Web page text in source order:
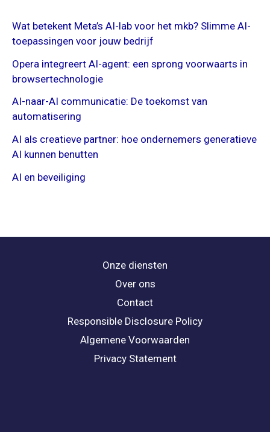
Wat betekent Meta’s AI-lab voor het mkb? Slimme AI-
toepassingen voor jouw bedrijf
Opera integreert AI-agent: een sprong voorwaarts in
browsertechnologie
AI-naar-AI communicatie: De toekomst van
automatisering
AI als creatieve partner: hoe ondernemers generatieve
AI kunnen benutten
AI en beveiliging
Onze diensten
Over ons
Contact
Responsible Disclosure Policy
Algemene Voorwaarden
Privacy Statement